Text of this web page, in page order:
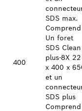
SDS max.
400
Un foret
SDS Clean
plus-8X 22
x 400 x
et un
SDS plus